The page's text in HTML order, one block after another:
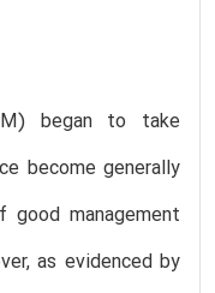
began to take
become generally
management
as evidenced by